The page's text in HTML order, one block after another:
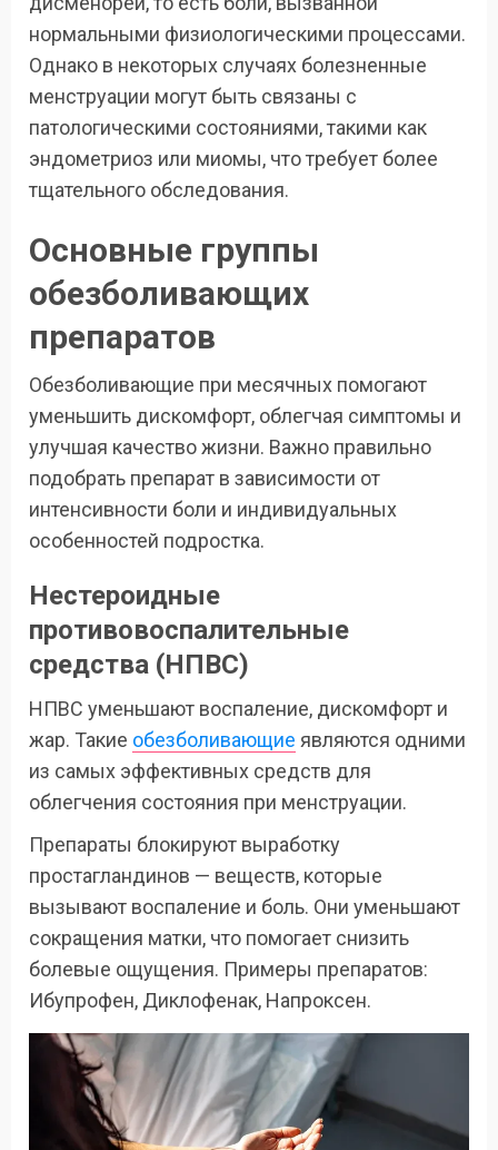
нормальными физиологическими процессами.
Однако в некоторых случаях болезненные
менструации могут быть связаны с
патологическими состояниями, такими как
эндометриоз или миомы, что требует более
тщательного обследования.
Основные группы
обезболивающих
препаратов
Обезболивающие при месячных помогают
уменьшить дискомфорт, облегчая симптомы и
улучшая качество жизни. Важно правильно
подобрать препарат в зависимости от
интенсивности боли и индивидуальных
особенностей подростка.
Нестероидные
противовоспалительные
средства (НПВС)
НПВС уменьшают воспаление, дискомфорт и
жар. Такие обезболивающие являются одними
из самых эффективных средств для
облегчения состояния при менструации.
Препараты блокируют выработку
простагландинов — веществ, которые
вызывают воспаление и боль. Они уменьшают
сокращения матки, что помогает снизить
болевые ощущения. Примеры препаратов:
Ибупрофен, Диклофенак, Напроксен.